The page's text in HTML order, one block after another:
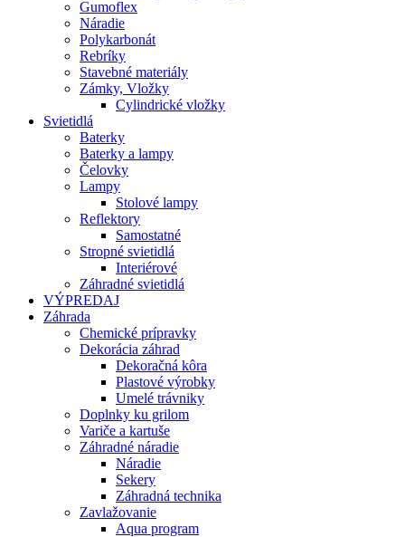
Gumoflex
Náradie
Polykarbonát
Rebríky
Stavebné materiály
Zámky, Vložky
Cylindrické vložky
Svietidlá
Baterky
Baterky a lampy
Čelovky
Lampy
Stolové lampy
Reflektory
Samostatné
Stropné svietidlá
Interiérové
Záhradné svietidlá
VÝPREDAJ
Záhrada
Chemické prípravky
Dekorácia záhrad
Dekoračná kôra
Plastové výrobky
Umelé trávniky
Doplnky ku grilom
Variče a kartuše
Záhradné náradie
Náradie
Sekery
Záhradná technika
Zavlažovanie
Aqua program